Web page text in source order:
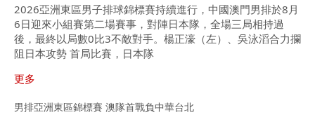
2026亞洲東區男子排球錦標賽持續進行，中國澳門男排於8月
6日迎來小組賽第二場賽事，對陣日本隊，全場三局相持過
後，最終以局數0比3不敵對手。楊正濠（左）、吳泳滔合力攔
阻日本攻勢 首局比賽，日本隊
更多
男排亞洲東區錦標賽 澳隊首戰負中華台北